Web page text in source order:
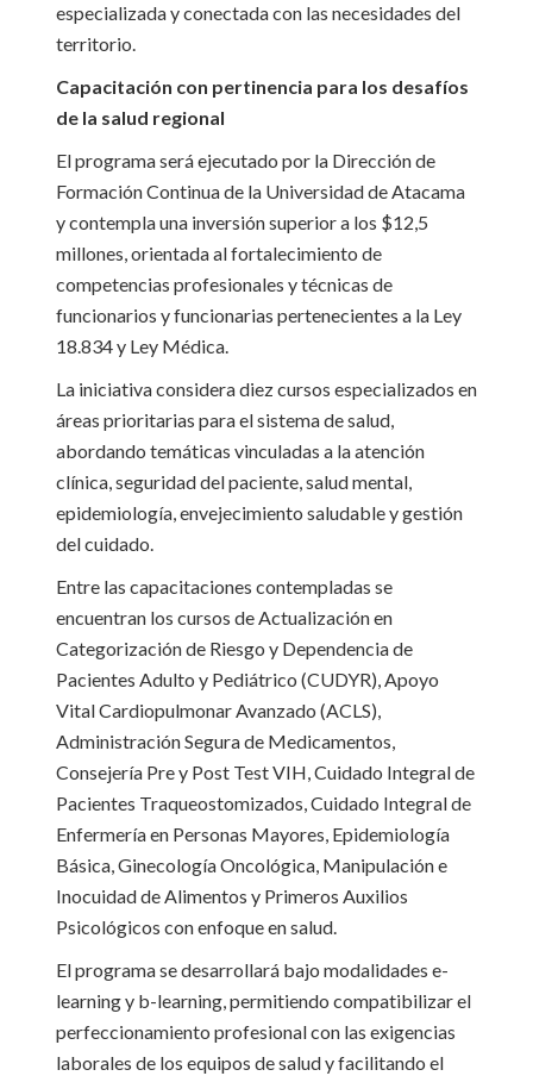
especializada y conectada con las necesidades del
territorio.
Capacitación con pertinencia para los desafíos
de la salud regional
El programa será ejecutado por la Dirección de
Formación Continua de la Universidad de Atacama
y contempla una inversión superior a los $12,5
millones, orientada al fortalecimiento de
competencias profesionales y técnicas de
funcionarios y funcionarias pertenecientes a la Ley
18.834 y Ley Médica.
La iniciativa considera diez cursos especializados en
áreas prioritarias para el sistema de salud,
abordando temáticas vinculadas a la atención
clínica, seguridad del paciente, salud mental,
epidemiología, envejecimiento saludable y gestión
del cuidado.
Entre las capacitaciones contempladas se
encuentran los cursos de Actualización en
Categorización de Riesgo y Dependencia de
Pacientes Adulto y Pediátrico (CUDYR), Apoyo
Vital Cardiopulmonar Avanzado (ACLS),
Administración Segura de Medicamentos,
Consejería Pre y Post Test VIH, Cuidado Integral de
Pacientes Traqueostomizados, Cuidado Integral de
Enfermería en Personas Mayores, Epidemiología
Básica, Ginecología Oncológica, Manipulación e
Inocuidad de Alimentos y Primeros Auxilios
Psicológicos con enfoque en salud.
El programa se desarrollará bajo modalidades e-
learning y b-learning, permitiendo compatibilizar el
perfeccionamiento profesional con las exigencias
laborales de los equipos de salud y facilitando el